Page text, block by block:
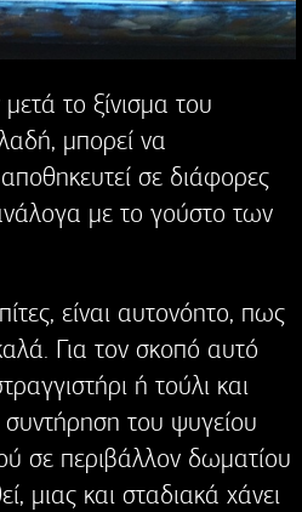
το ξίνισμα του
μπορεί να
σε διάφορες
με το γούστο των
είναι αυτονόητο, πως
Για τον σκοπό αυτό
ή τούλι και
συντήρηση του ψυγείου
σε περιβάλλον δωματίου
μιας και σταδιακά χάνει